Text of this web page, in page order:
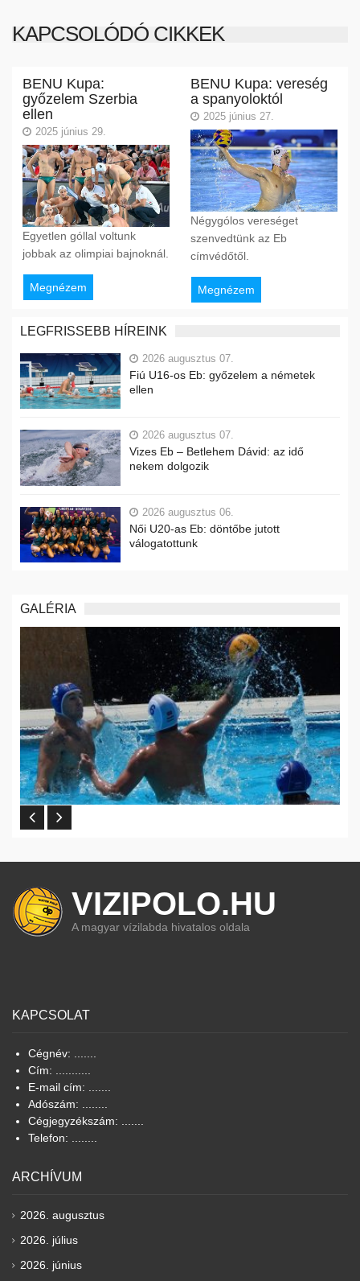
KAPCSOLÓDÓ CIKKEK
BENU Kupa:
győzelem Szerbia
ellen
2025 június 29.
Egyetlen góllal voltunk
jobbak az olimpiai bajnoknál.
Megnézem
BENU Kupa: vereség
a spanyoloktól
2025 június 27.
Négygólos vereséget
szenvedtünk az Eb
címvédőtől.
Megnézem
LEGFRISSEBB HÍREINK
2026 augusztus 07.
Fiú U16-os Eb: győzelem a németek
ellen
2026 augusztus 07.
Vizes Eb – Betlehem Dávid: az idő
nekem dolgozik
2026 augusztus 06.
Női U20-as Eb: döntőbe jutott
válogatottunk
GALÉRIA
VIZIPOLO.HU
A magyar vízilabda hivatalos oldala
KAPCSOLAT
Cégnév: .......
Cím: ...........
E-mail cím: .......
Adószám: ........
Cégjegyzékszám: .......
Telefon: ........
ARCHÍVUM
2026. augusztus
2026. július
2026. június